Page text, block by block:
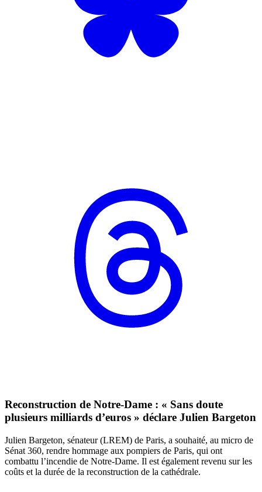
Reconstruction de Notre-Dame : « Sans doute
plusieurs milliards d’euros » déclare Julien Bargeton
Julien Bargeton, sénateur (LREM) de Paris, a souhaité, au micro de
Sénat 360, rendre hommage aux pompiers de Paris, qui ont
combattu l’incendie de Notre-Dame. Il est également revenu sur les
coûts et la durée de la reconstruction de la cathédrale.